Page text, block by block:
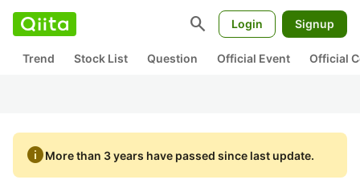
search Login Signup
Trend Stock List Question Official Event Official
infoMore than 3 years have passed since last update.